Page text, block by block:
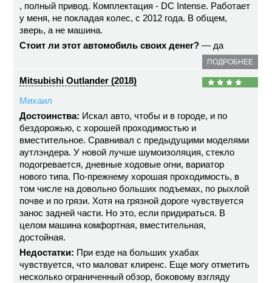
, полный привод. Комплектация - DC Intense. Работает
у меня, не покладая колес, с 2012 года. В общем,
зверь, а не машина.
Стоит ли этот автомобиль своих денег? — да
ПОДРОБНЕЕ
Mitsubishi Outlander (2018)
Михаил
Достоинства: Искал авто, чтобы и в городе, и по
бездорожью, с хорошей проходимостью и
вместительное. Сравнивал с предыдущими моделями
аутлэндера. У новой лучше шумоизоляция, стекло
подогревается, дневные ходовые огни, вариатор
нового типа. По-прежнему хорошая проходимость, в
том числе на довольно больших подъемах, по рыхлой
почве и по грязи. Хотя на грязной дороге чувствуется
занос задней части. Но это, если придираться. В
целом машина комфортная, вместительная,
достойная.
Недостатки: При езде на больших ухабах
чувствуется, что маловат клиренс. Еще могу отметить
несколько ограниченный обзор, боковому взгляду